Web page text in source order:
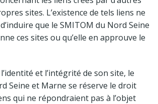
sites. L’existence de tels liens ne
que le SMITOM du Nord Seine
ces sites ou qu’elle en approuve le
et l’intégrité de son site, le
Seine et Marne se réserve le droit
qui ne répondraient pas à l’objet